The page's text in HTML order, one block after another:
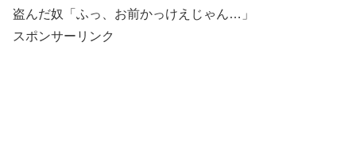
盗んだ奴「ふっ、お前かっけえじゃん…」
スポンサーリンク